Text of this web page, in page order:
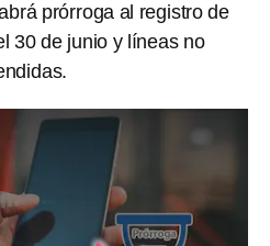
prórroga al registro de
30 de junio y líneas no